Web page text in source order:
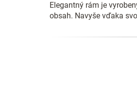
Elegantný rám je
obsah. Navyše vďaka